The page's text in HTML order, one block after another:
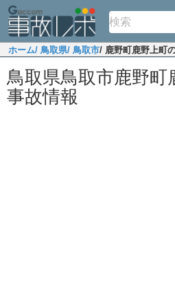
ホーム/ 鳥取県/ 鳥取市/ 鹿野町鹿野上町
鳥取県鳥取市鹿野町
事故情報